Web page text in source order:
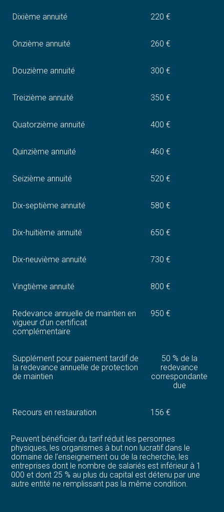
Dixième annuité 220 €
Onzième annuité 260 €
Douzième annuité 300 €
Treizième annuité 350 €
Quatorzième annuité 400 €
Quinzième annuité 460 €
Seizième annuité 520 €
Dix-septième annuité 580 €
Dix-huitième annuité 650 €
Dix-neuvième annuité 730 €
Vingtième annuité 800 €
Redevance annuelle de maintien en
vigueur d’un certificat
complémentaire
950 €
Supplément pour paiement tardif de
la redevance annuelle de protection
de maintien
50 % de la
redevance
correspondante
due
Recours en restauration 156 €
Peuvent bénéficier du tarif réduit les personnes
physiques, les organismes à but non lucratif dans le
domaine de l’enseignement ou de la recherche, les
entreprises dont le nombre de salariés est inférieur à 1
000 et dont 25 % au plus du capital est détenu par une
autre entité ne remplissant pas la même condition.